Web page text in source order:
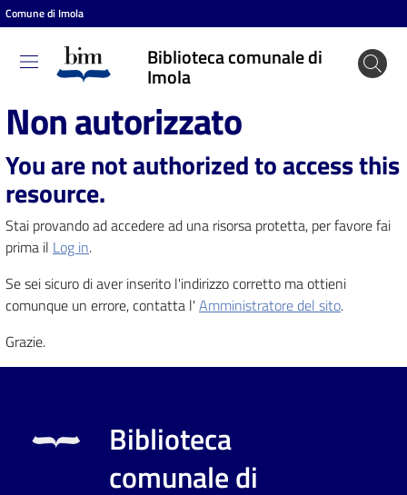
Vai al contenuto
Vai alla navigazione
Vai al footer
Comune di Imola
Biblioteca comunale di
Imola
Biblioteca
comunale
di Imola
Entra
Cosa
puoi
fare
contenuti
Non autorizzato
You are not authorized to access this
resource.
Stai provando ad accedere ad una risorsa protetta, per favore fai
prima il Log in.
Se sei sicuro di aver inserito l'indirizzo corretto ma ottieni
comunque un errore, contatta l' Amministratore del sito.
Grazie.
Biblioteca
comunale di